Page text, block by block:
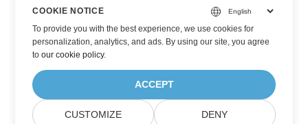
COOKIE NOTICE
To provide you with the best experience, we use cookies for
personalization, analytics, and ads. By using our site, you agree
toour cookie policy.
ACCEPT
CUSTOMIZE DENY